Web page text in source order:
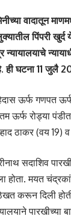
वादातून
पिंपरी
न्यायालयाचे
ही घटना 11 जुलै
ऊर्फ गणपत
ऊर्फ रोड्या
ठाकर (वय 19)
सदाशिव
होता. मयत
करून दिली
पारखीच्या